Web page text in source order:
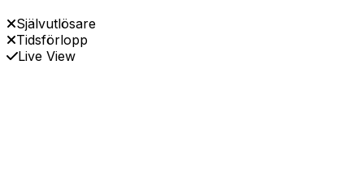
Självutlösare
Tidsförlopp
Live View